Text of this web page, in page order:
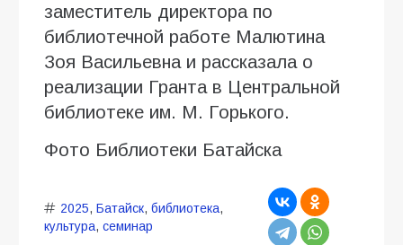
заместитель директора по
библиотечной работе Малютина
Зоя Васильевна и рассказала о
реализации Гранта в Центральной
библиотеке им. М. Горького.
Фото Библиотеки Батайска
2025, Батайск, библиотека,
культура, семинар